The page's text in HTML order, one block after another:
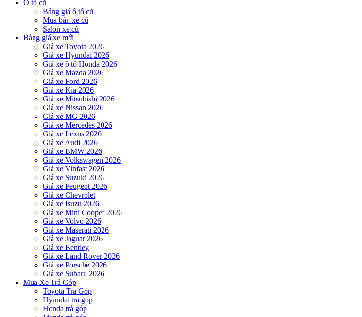
Ô tô cũ
Bảng giá ô tô cũ
Mua bán xe cũ
Salon xe cũ
Bảng giá xe mới
Giá xe Toyota 2026
Giá xe Hyundai 2026
Giá xe ô tô Honda 2026
Giá xe Mazda 2026
Giá xe Ford 2026
Giá xe Kia 2026
Giá xe Mitsubishi 2026
Giá xe Nissan 2026
Giá xe MG 2026
Giá xe Mercedes 2026
Giá xe Lexus 2026
Giá xe Audi 2026
Giá xe BMW 2026
Giá xe Volkswagen 2026
Giá xe Vinfast 2026
Giá xe Suzuki 2026
Giá xe Peugeot 2026
Giá xe Chevrolet
Giá xe Isuzu 2026
Giá xe Mini Cooper 2026
Giá xe Volvo 2026
Giá xe Maserati 2026
Giá xe Jaguar 2026
Giá xe Bentley
Giá xe Land Rover 2026
Giá xe Porsche 2026
Giá xe Subaru 2026
Mua Xe Trả Góp
Toyota Trả Góp
Hyundai trả góp
Honda trả góp